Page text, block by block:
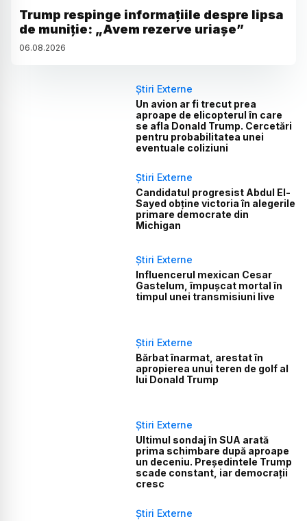
Trump respinge informațiile despre lipsa
de muniție: „Avem rezerve uriașe”
06.08.2026
Știri Externe
Un avion ar fi trecut prea
aproape de elicopterul în care
se afla Donald Trump. Cercetări
pentru probabilitatea unei
eventuale coliziuni
Știri Externe
Candidatul progresist Abdul El-
Sayed obține victoria în alegerile
primare democrate din
Michigan
Știri Externe
Influencerul mexican Cesar
Gastelum, împușcat mortal în
timpul unei transmisiuni live
Știri Externe
Bărbat înarmat, arestat în
apropierea unui teren de golf al
lui Donald Trump
Știri Externe
Ultimul sondaj în SUA arată
prima schimbare după aproape
un deceniu. Președintele Trump
scade constant, iar democrații
cresc
Știri Externe